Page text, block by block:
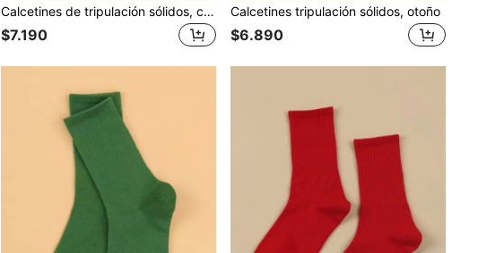
Calcetines de tripulación sólidos, calcetines de otoño
$7.190
Calcetines tripulación sólidos, otoño
$6.890